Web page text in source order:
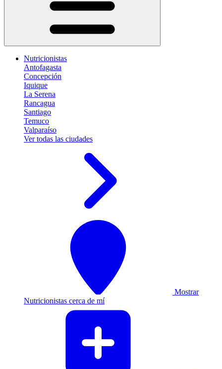
Nutricionistas
Antofagasta
Concepción
Iquique
La Serena
Rancagua
Santiago
Temuco
Valparaíso
Ver todas las ciudades
Mostrar
Nutricionistas cerca de mí